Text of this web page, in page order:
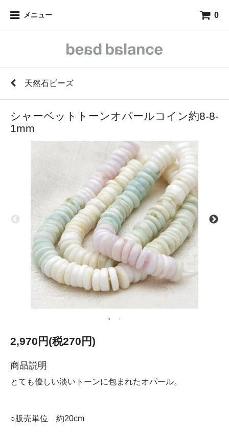
メニュー 0
天然石ビーズ
シャーベットトーンオパールコイン約8-8-
1mm
2,970円(税270円)
商品説明
とても優しい淡いトーンに包まれたオパール。
○販売単位 約20cm